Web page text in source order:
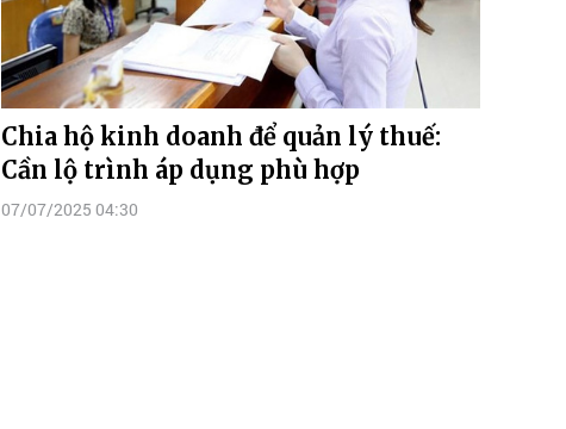
Chia hộ kinh doanh để quản lý thuế:
Cần lộ trình áp dụng phù hợp
07/07/2025 04:30